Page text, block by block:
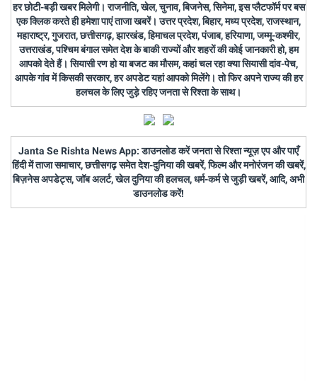
हर छोटी-बड़ी खबर मिलेगी। राजनीति, खेल, चुनाव, बिजनेस, सिनेमा, इस प्लैटफॉर्म पर बस
एक क्लिक करते ही हमेशा पाएं ताजा खबरें। उत्तर प्रदेश, बिहार, मध्य प्रदेश, राजस्थान,
महाराष्ट्र, गुजरात, छत्तीसगढ़, झारखंड, हिमाचल प्रदेश, पंजाब, हरियाणा, जम्मू-कश्मीर,
उत्तराखंड, पश्चिम बंगाल समेत देश के बाकी राज्यों और शहरों की कोई जानकारी हो, हम
आपको देते हैं। सियासी रण हो या बजट का मौसम, कहां चल रहा क्या सियासी दांव-पेच,
आपके गांव में किसकी सरकार, हर अपडेट यहां आपको मिलेंगे। तो फिर अपने राज्य की हर
हलचल के लिए जुड़े रहिए जनता से रिश्ता के साथ।
Janta Se Rishta News App: डाउनलोड करें जनता से रिश्ता न्यूज़ एप और पाएँ
हिंदी में ताजा समाचार, छत्तीसगढ़ समेत देश-दुनिया की खबरें, फिल्म और मनोरंजन की खबरें,
बिज़नेस अपडेट्स, जॉब अलर्ट, खेल दुनिया की हलचल, धर्म-कर्म से जुड़ी खबरें, आदि, अभी
डाउनलोड करें!